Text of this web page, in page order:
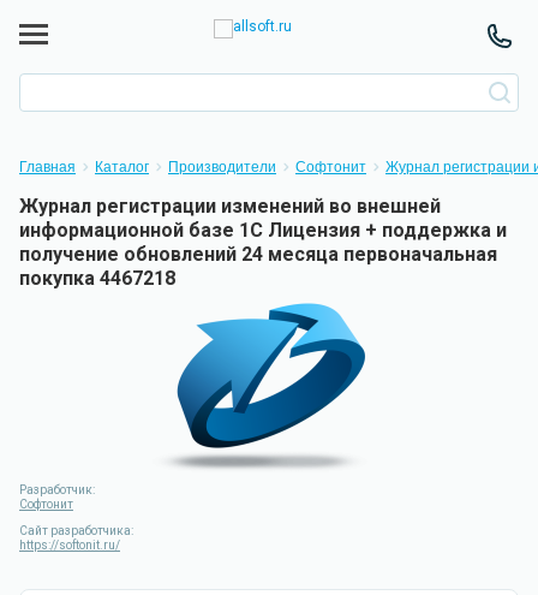
Главная Каталог Производители Софтонит Журнал
Журнал регистрации изменений во внешней
информационной базе 1С Лицензия + поддержка и
получение обновлений 24 месяца первоначальная
покупка 4467218
Разработчик:
Софтонит
Сайт разработчика:
https://softonit.ru/